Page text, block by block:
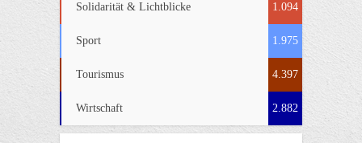
Solidarität & Lichtblicke 1.094
Sport 1.975
Tourismus 4.397
Wirtschaft 2.882